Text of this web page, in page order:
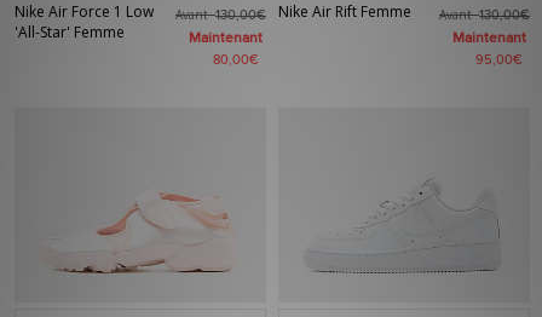
Nike Air Force 1 Low
'All-Star' Femme
Avant130,00€
Maintenant
80,00€
Nike Air Rift Femme Avant130,00€
Maintenant
95,00€